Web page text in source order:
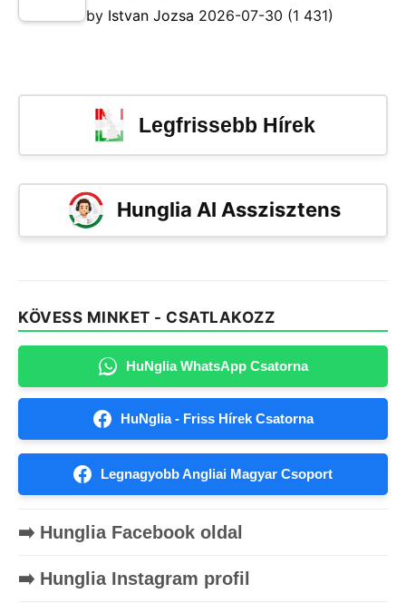
by Istvan Jozsa 2026-07-30 (1 431)
Legfrissebb Hírek
Hunglia AI Asszisztens
KÖVESS MINKET - CSATLAKOZZ
HuNglia WhatsApp Csatorna
HuNglia - Friss Hírek Csatorna
Legnagyobb Angliai Magyar Csoport
➡️ Hunglia Facebook oldal
➡️ Hunglia Instagram profil